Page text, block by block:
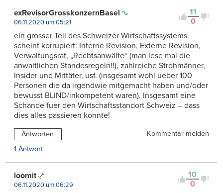
11
0
exRevisorGrosskonzernBasel
06.11.2020 um 05:21
ein grosser Teil des Schweizer Wirtschaftssystems
scheint korrupiert: Interne Revision, Externe Revision,
Verwaltungsrat, „Rechtsanwälte“ (man lese mal die
anwaltlichen Standesregeln!!), zahlreiche Strohmänner,
Insider und Mittäter, usf. (insgesamt wohl ueber 100
Personen die da irgendwie mitgemacht haben und/oder
bewusst BLIND/inkompetent waren). Insgesamt eine
Schande fuer den Wirtschaftsstandort Schweiz – dass
dies alles passieren konnte!
Antworten
Kommentar melden
1 Antwort
10
0
loomit
06.11.2020 um 06:29